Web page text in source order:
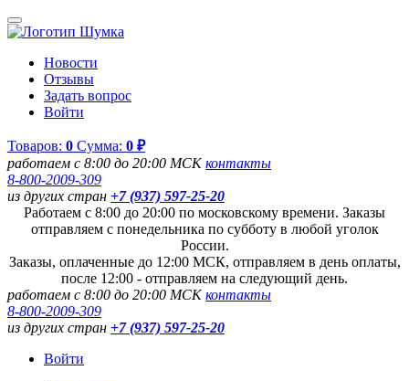
Новости
Отзывы
Задать вопрос
Войти
Товаров: 0 Сумма: 0 ₽
работаем с 8:00 до 20:00 МСКконтакты
8-800-2009-309
из других стран +7 (937) 597-25-20
Работаем с 8:00 до 20:00 по московскому времени. Заказы
отправляем с понедельника по субботу в любой уголок
России.
Заказы, оплаченные до 12:00 МСК, отправляем в день оплаты,
после 12:00 - отправляем на следующий день.
работаем с 8:00 до 20:00 МСКконтакты
8-800-2009-309
из других стран +7 (937) 597-25-20
Войти